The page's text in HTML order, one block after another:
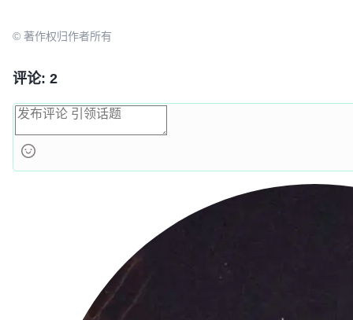
© 著作权归作者所有
评论: 2